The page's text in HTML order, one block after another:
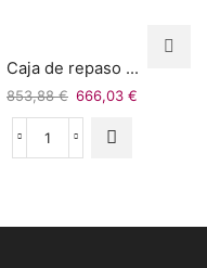
Caja de repaso ...
853,88€ 666,03 €